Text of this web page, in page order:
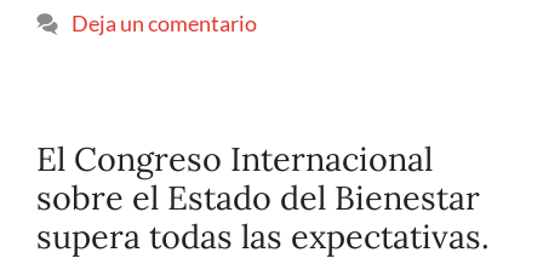
Deja un comentario
El Congreso Internacional
sobre el Estado del Bienestar
supera todas las expectativas.